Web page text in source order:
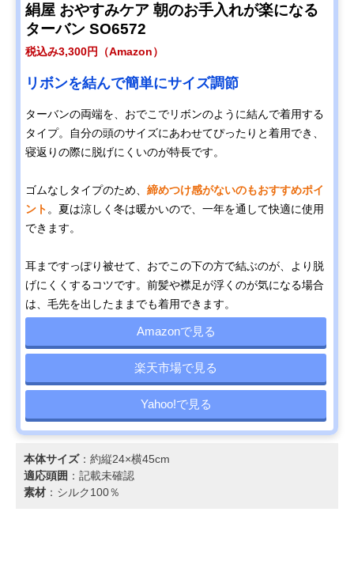
絹屋 おやすみケア 朝のお手入れが楽になる
ターバン SO6572
税込み3,300円（Amazon）
リボンを結んで簡単にサイズ調節
ターバンの両端を、おでこでリボンのように結んで着用する
タイプ。自分の頭のサイズにあわせてぴったりと着用でき、
寝返りの際に脱げにくいのが特長です。
ゴムなしタイプのため、 締めつけ感がないのもおすすめポイ
ント 。夏は涼しく冬は暖かいので、一年を通して快適に使用
できます。
耳まですっぽり被せて、おでこの下の方で結ぶのが、より脱
げにくくするコツです。前髪や襟足が浮くのが気になる場合
は、毛先を出したままでも着用できます。
Amazonで見る
楽天市場で見る
Yahoo!で見る
本体サイズ：約縦24×横45cm
適応頭囲 ：記載未確認
素材 ：シルク100％